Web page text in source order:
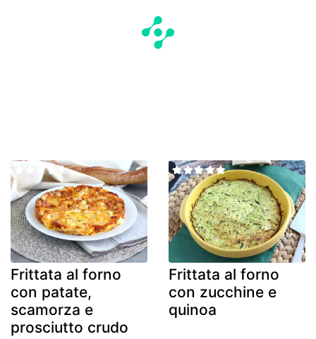
Frittata al forno
con patate,
scamorza e
prosciutto crudo
Frittata al forno
con zucchine e
quinoa